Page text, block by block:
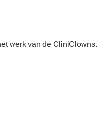
werk van de CliniClowns.